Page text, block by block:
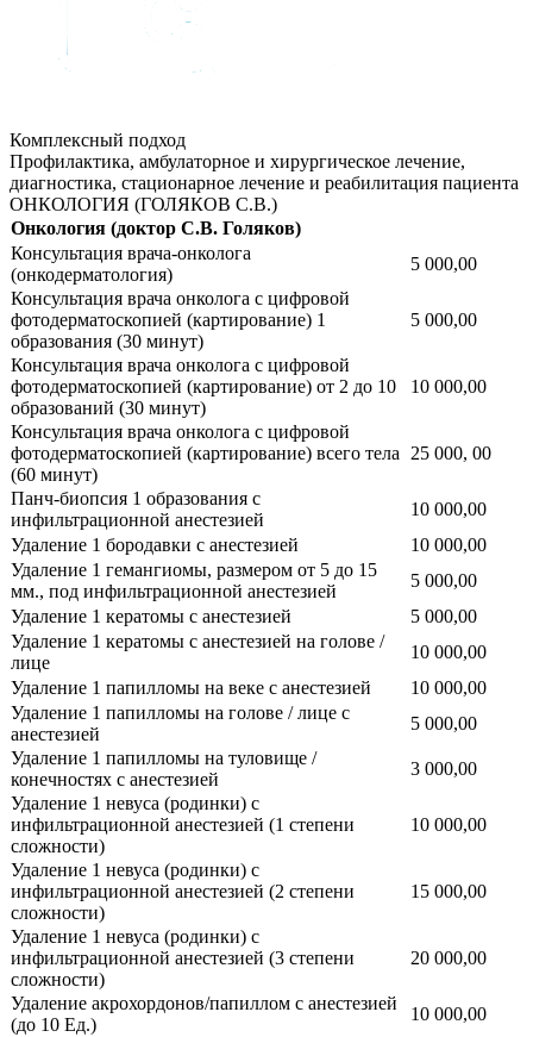
Комплексный подход
Профилактика, амбулаторное и хирургическое лечение,
диагностика, стационарное лечение и реабилитация пациента
ОНКОЛОГИЯ (ГОЛЯКОВ С.В.)
Онкология (доктор С.В. Голяков)
Консультация врача-онколога
(онкодерматология)
5 000,00
Консультация врача онколога с цифровой
фотодерматоскопией (картирование) 1
образования (30 минут)
5 000,00
Консультация врача онколога с цифровой
фотодерматоскопией (картирование) от 2 до 10
образований (30 минут)
10 000,00
Консультация врача онколога с цифровой
фотодерматоскопией (картирование) всего тела
(60 минут)
25 000, 00
Панч-биопсия 1 образования с
инфильтрационной анестезией
10 000,00
Удаление 1 бородавки с анестезией
10 000,00
Удаление 1 гемангиомы, размером от 5 до 15
мм., под инфильтрационной анестезией
5 000,00
Удаление 1 кератомы с анестезией
5 000,00
Удаление 1 кератомы с анестезией на голове /
лице
10 000,00
Удаление 1 папилломы на веке с анестезией
10 000,00
Удаление 1 папилломы на голове / лице с
анестезией
5 000,00
Удаление 1 папилломы на туловище /
конечностях с анестезией
3 000,00
Удаление 1 невуса (родинки) с
инфильтрационной анестезией (1 степени
сложности)
10 000,00
Удаление 1 невуса (родинки) с
инфильтрационной анестезией (2 степени
сложности)
15 000,00
Удаление 1 невуса (родинки) с
инфильтрационной анестезией (3 степени
сложности)
20 000,00
Удаление акрохордонов/папиллом с анестезией
(до 10 Ед.)
10 000,00